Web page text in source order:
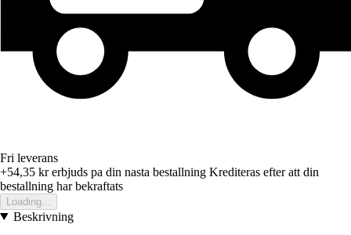
Fri leverans
+54,35 krerbjuds pa din nasta bestallning Krediteras efter att din
bestallning har bekraftats
Loading...
Beskrivning